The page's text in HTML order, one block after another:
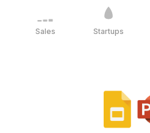
Sales Startups